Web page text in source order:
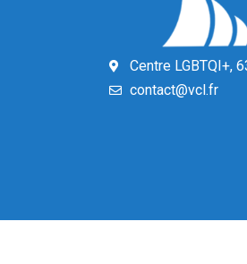
Centre LGBTQI+,
contact@vcl.fr